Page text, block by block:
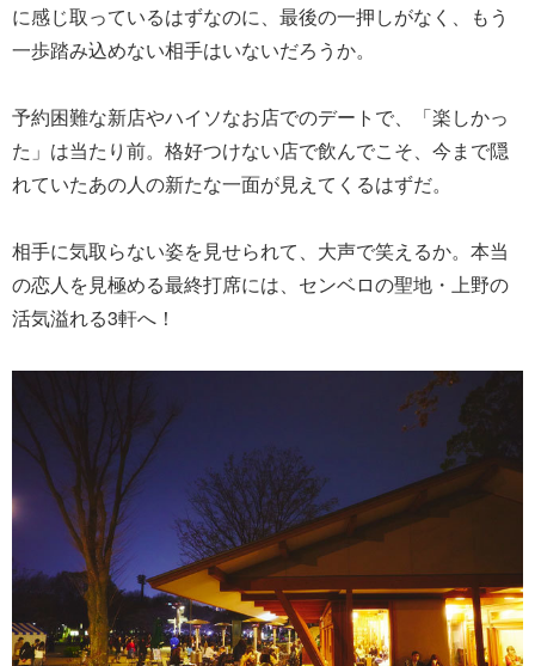
に感じ取っているはずなのに、最後の一押しがなく、もう
一歩踏み込めない相手はいないだろうか。
予約困難な新店やハイソなお店でのデートで、「楽しかっ
た」は当たり前。格好つけない店で飲んでこそ、今まで隠
れていたあの人の新たな一面が見えてくるはずだ。
相手に気取らない姿を見せられて、大声で笑えるか。本当
の恋人を見極める最終打席には、センベロの聖地・上野の
活気溢れる3軒へ！